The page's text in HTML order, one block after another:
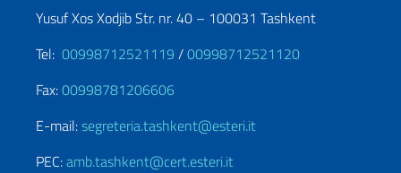
Yusuf Xos Xodjib Str. nr. 40 – 100031 Tashkent
Tel: 00998712521119 /00998712521120
Fax:00998781206606
E-mail:segreteria.tashkent@esteri.it
PEC:amb.tashkent@cert.esteri.it